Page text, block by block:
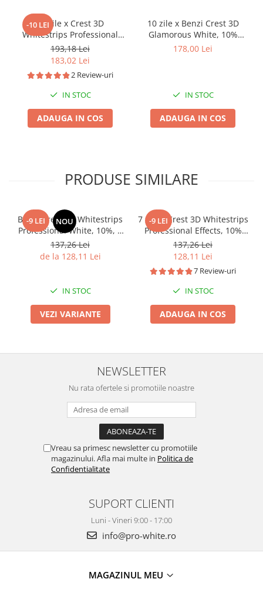
-10 LEI10 zile x Crest 3D
Whitestrips Professional
Effects, 10% concentratie,
20 benzi albire Crest, nivel
albire 9, aplicare 45 min,
benzi albire dinti
193,18 Lei
183,02 Lei
2 Review-uri
IN STOC
ADAUGA IN COS
10 zile x Benzi Crest 3D
Glamorous White, 10%
concentratie, 20 benzi
178,00 Lei
IN STOC
ADAUGA IN COS
PRODUSE SIMILARE
-9 LEI NOU
Benzi Crest 3D Whitestrips
Professional White, 10%, 7
45 min
137,26 Lei
de la 128,11 Lei
IN STOC
VEZI VARIANTE
-9 LEI
7 zile x Crest 3D Whitestrips
Professional Effects, 10%
concentratie, 14 benzi
albire Crest, nivel albire 6,
aplicare 45 min, benzi
albire dinti
137,26 Lei
128,11 Lei
7 Review-uri
IN STOC
ADAUGA IN COS
NEWSLETTER
Nu rata ofertele si promotiile noastre
Vreau sa primesc newsletter cu promotiile
magazinului. Afla mai multe in Politica de
Confidentialitate
SUPORT CLIENTI
Luni - Vineri 9:00 - 17:00
info@pro-white.ro
MAGAZINUL MEU